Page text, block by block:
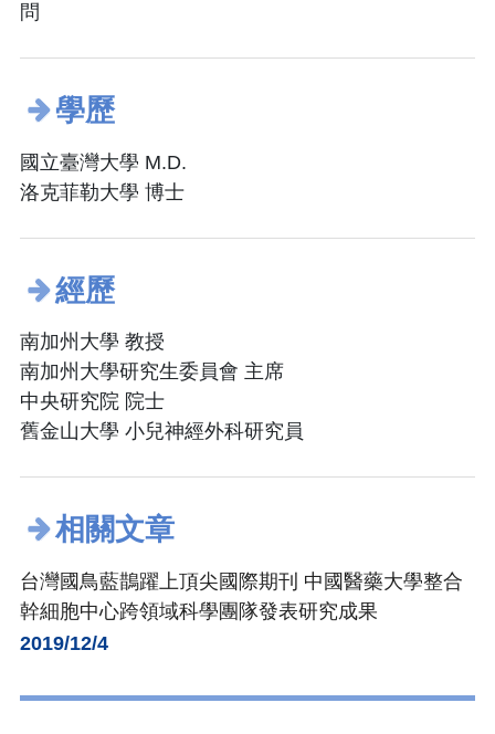
問
學歷
國立臺灣大學 M.D.
洛克菲勒大學 博士
經歷
南加州大學 教授
南加州大學研究生委員會 主席
中央研究院 院士
舊金山大學 小兒神經外科研究員
相關文章
台灣國鳥藍鵲躍上頂尖國際期刊 中國醫藥大學整合
幹細胞中心跨領域科學團隊發表研究成果
2019/12/4